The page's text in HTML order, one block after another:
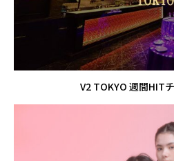
V2 TOKYO 週間HIT